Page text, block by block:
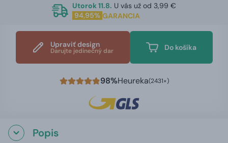
Utorok 11.8. U vás už od 3,99 €
94,95% GARANCIA
Upraviť design
Darujte jedinečný dar Do košíka
98%Heureka(2431×)
Popis